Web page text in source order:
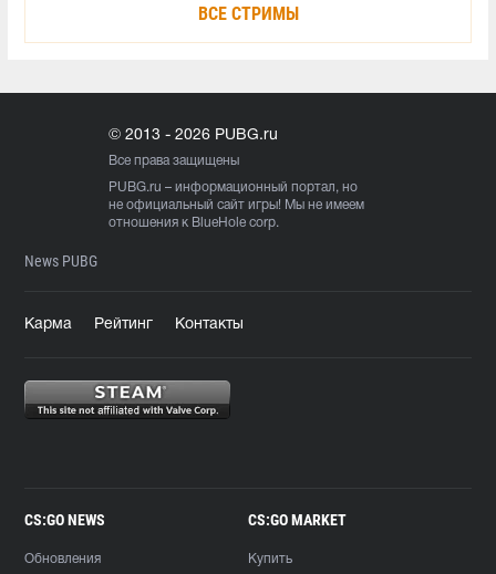
ВСЕ СТРИМЫ
© 2013 - 2026 PUBG.ru
Все права защищены
PUBG.ru – информационный портал, но
не официальный сайт игры! Мы не имеем
отношения к BlueHole corp.
News PUBG
Карма Рейтинг Контакты
CS:GO NEWS
Обновления
CS:GO MARKET
Купить